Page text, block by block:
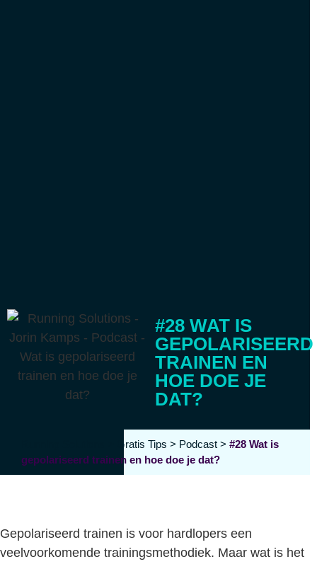
#28 WAT IS
GEPOLARISEERD
TRAINEN EN
HOE DOE JE
DAT?
Gratis Tips > Podcast > #28 Wat is
gepolariseerd trainen en hoe doe je dat?
Gepolariseerd trainen is voor hardlopers een
veelvoorkomende trainingsmethodiek. Maar wat is het